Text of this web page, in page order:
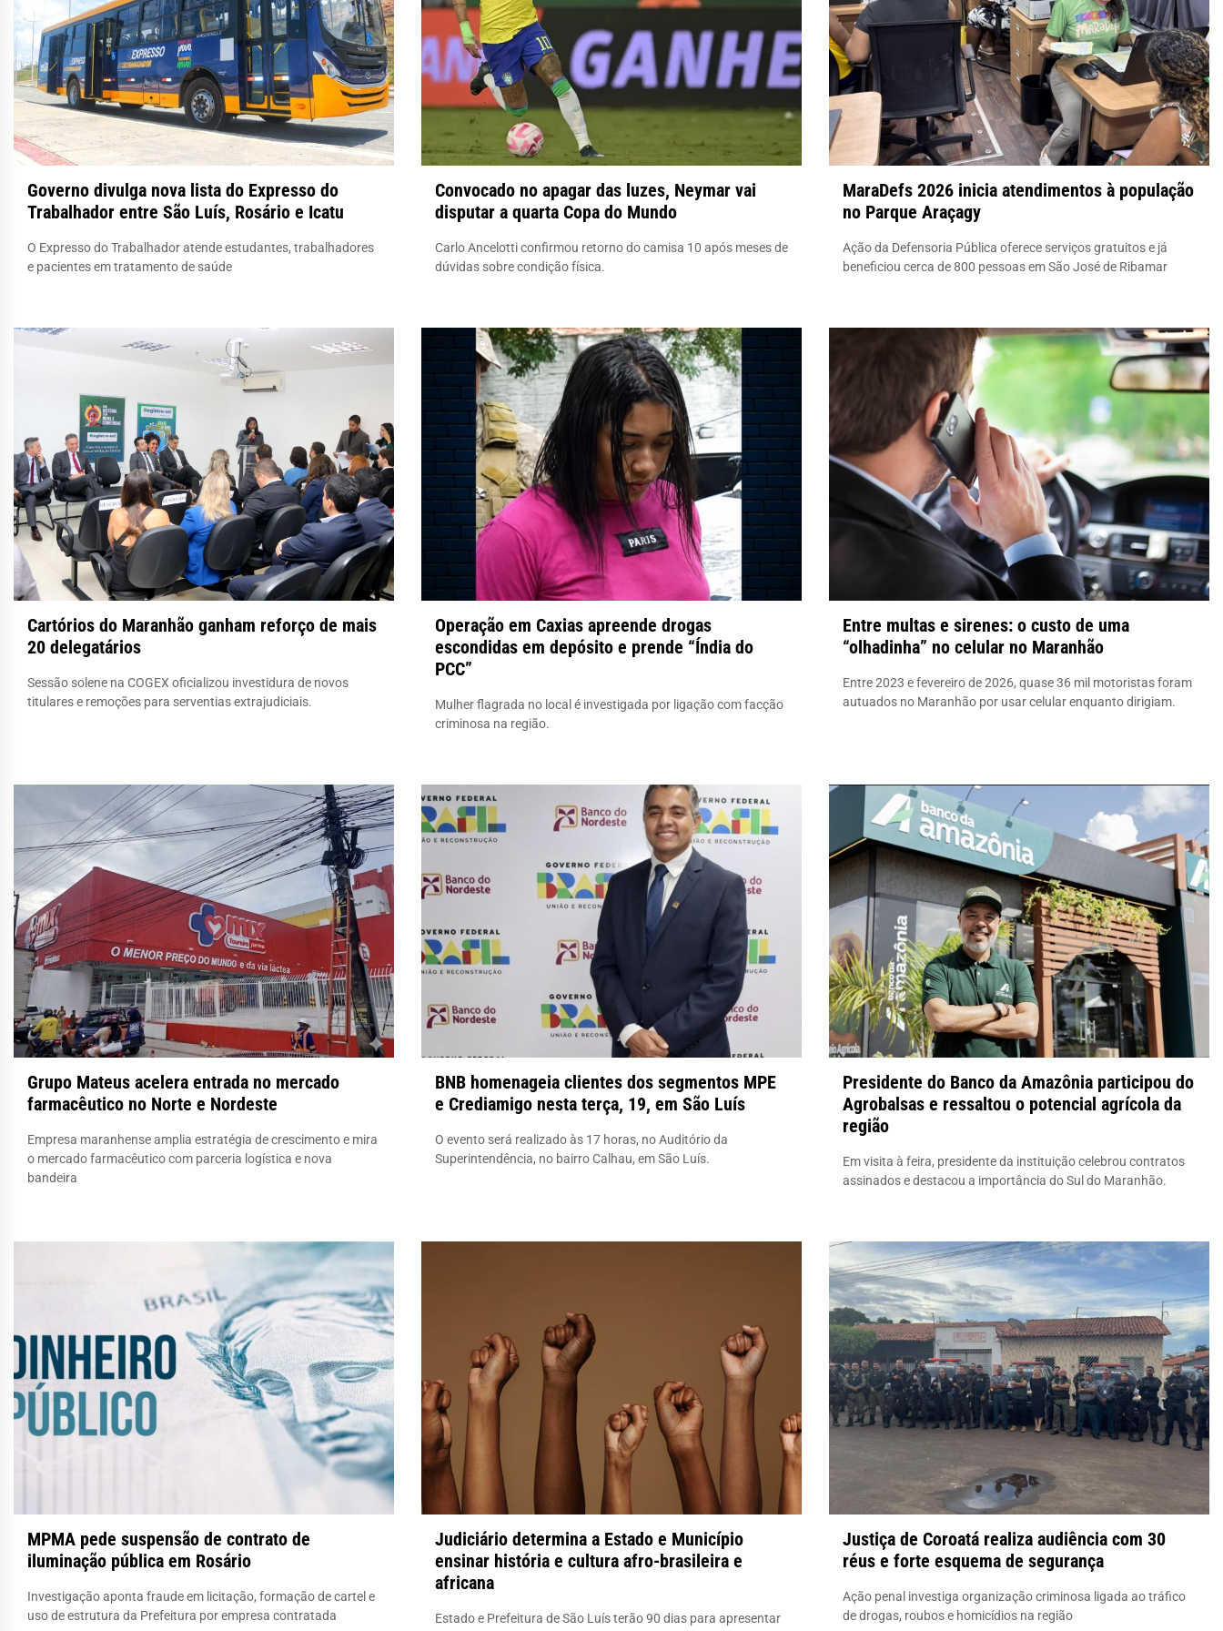
Governo divulga nova lista do Expresso do
Trabalhador entre São Luís, Rosário e Icatu
O Expresso do Trabalhador atende estudantes, trabalhadores
e pacientes em tratamento de saúde
Convocado no apagar das luzes, Neymar vai
disputar a quarta Copa do Mundo
Carlo Ancelotti confirmou retorno do camisa 10 após meses de
dúvidas sobre condição física.
MaraDefs 2026 inicia atendimentos à população
no Parque Araçagy
Ação da Defensoria Pública oferece serviços gratuitos e já
beneficiou cerca de 800 pessoas em São José de Ribamar
Cartórios do Maranhão ganham reforço de mais
20 delegatários
Sessão solene na COGEX oficializou investidura de novos
titulares e remoções para serventias extrajudiciais.
Operação em Caxias apreende drogas
escondidas em depósito e prende “Índia do
PCC”
Mulher flagrada no local é investigada por ligação com facção
criminosa na região.
Entre multas e sirenes: o custo de uma
“olhadinha” no celular no Maranhão
Entre 2023 e fevereiro de 2026, quase 36 mil motoristas foram
autuados no Maranhão por usar celular enquanto dirigiam.
Grupo Mateus acelera entrada no mercado
farmacêutico no Norte e Nordeste
Empresa maranhense amplia estratégia de crescimento e mira
o mercado farmacêutico com parceria logística e nova
bandeira
BNB homenageia clientes dos segmentos MPE
e Crediamigo nesta terça, 19, em São Luís
O evento será realizado às 17 horas, no Auditório da
Superintendência, no bairro Calhau, em São Luís.
Presidente do Banco da Amazônia participou do
Agrobalsas e ressaltou o potencial agrícola da
região
Em visita à feira, presidente da instituição celebrou contratos
assinados e destacou a importância do Sul do Maranhão.
MPMA pede suspensão de contrato de
iluminação pública em Rosário
Investigação aponta fraude em licitação, formação de cartel e
uso de estrutura da Prefeitura por empresa contratada
Judiciário determina a Estado e Município
ensinar história e cultura afro-brasileira e
africana
Estado e Prefeitura de São Luís terão 90 dias para apresentar
Justiça de Coroatá realiza audiência com 30
réus e forte esquema de segurança
Ação penal investiga organização criminosa ligada ao tráfico
de drogas, roubos e homicídios na região